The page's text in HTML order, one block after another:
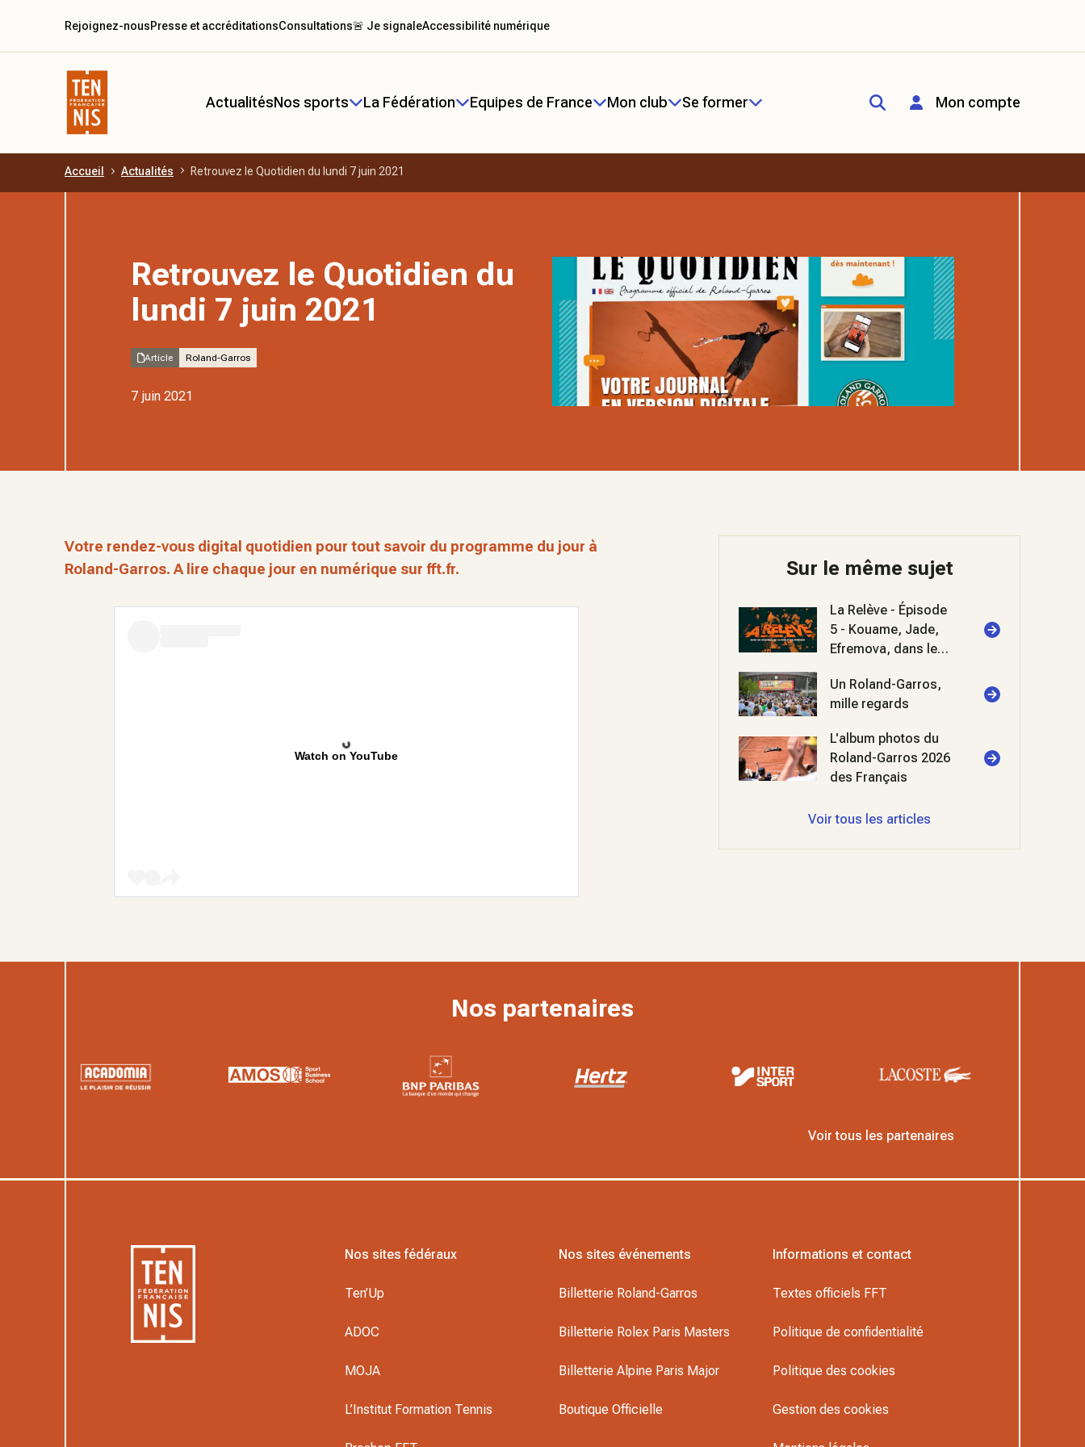
Aller au contenu principal
ActualitésNos sports La Fédération Equipes de France Mon club Se former Mon compte
Rejoignez-nousPresse et accréditationsConsultations🚨 Je signaleAccessibilité numérique
Accueil Actualités Retrouvez le Quotidien du lundi 7 juin 2021
Retrouvez le Quotidien du
lundi 7 juin 2021
Article Roland-Garros
7 juin 2021
Votre rendez-vous digital quotidien pour tout savoir du programme du jour à
Roland-Garros. A lire chaque jour en numérique sur fft.fr.
Watch on YouTube
Sur le même sujet
La Relève - Épisode
5 - Kouame, Jade,
Efremova, dans les
Roland-Garros 2026
Un Roland-Garros,
mille regards
L'album photos du
Roland-Garros 2026
des Français
Voir tous les articles
Nos partenaires
Voir tous les partenaires
Nos sites fédéraux
Ten’Up
ADOC
MOJA
L’Institut Formation Tennis
Nos sites événements
Billetterie Roland-Garros
Billetterie Rolex Paris Masters
Billetterie Alpine Paris Major
Boutique Officielle
Informations et contact
Textes officiels FFT
Politique de confidentialité
Politique des cookies
Gestion des cookies